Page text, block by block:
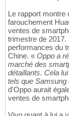
Le rapport montre
farouchement
ventes de
trimestre de 2017.
performances du
Chine. « Oppo a
marché des
détaillants. Cela
tels que Samsung
d'Oppo aurait
ventes de